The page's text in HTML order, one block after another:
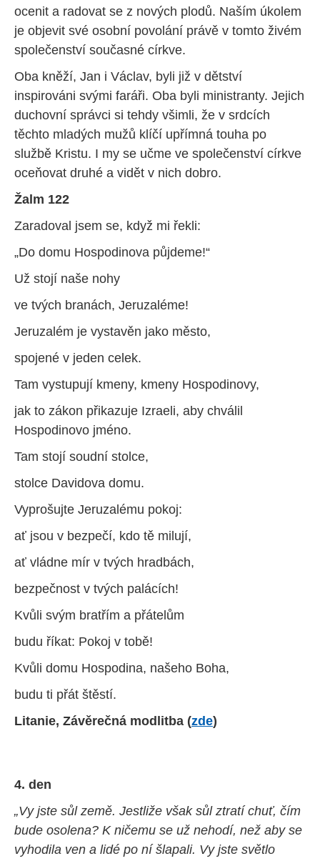
ocenit a radovat se z nových plodů. Naším úkolem
je objevit své osobní povolání právě v tomto živém
společenství současné církve.
Oba kněží, Jan i Václav, byli již v dětství
inspirováni svými faráři. Oba byli ministranty. Jejich
duchovní správci si tehdy všimli, že v srdcích
těchto mladých mužů klíčí upřímná touha po
službě Kristu. I my se učme ve společenství církve
oceňovat druhé a vidět v nich dobro.
Žalm 122
Zaradoval jsem se, když mi řekli:
„Do domu Hospodinova půjdeme!“
Už stojí naše nohy
ve tvých branách, Jeruzaléme!
Jeruzalém je vystavěn jako město,
spojené v jeden celek.
Tam vystupují kmeny, kmeny Hospodinovy,
jak to zákon přikazuje Izraeli, aby chválil
Hospodinovo jméno.
Tam stojí soudní stolce,
stolce Davidova domu.
Vyprošujte Jeruzalému pokoj:
ať jsou v bezpečí, kdo tě milují,
ať vládne mír v tvých hradbách,
bezpečnost v tvých palácích!
Kvůli svým bratřím a přátelům
budu říkat: Pokoj v tobě!
Kvůli domu Hospodina, našeho Boha,
budu ti přát štěstí.
Litanie, Závěrečná modlitba (zde)
4. den
„Vy jste sůl země. Jestliže však sůl ztratí chuť, čím
bude osolena? K ničemu se už nehodí, než aby se
vyhodila ven a lidé po ní šlapali. Vy jste světlo